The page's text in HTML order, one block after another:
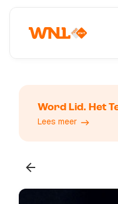
Word Lid. Het
Lees meer